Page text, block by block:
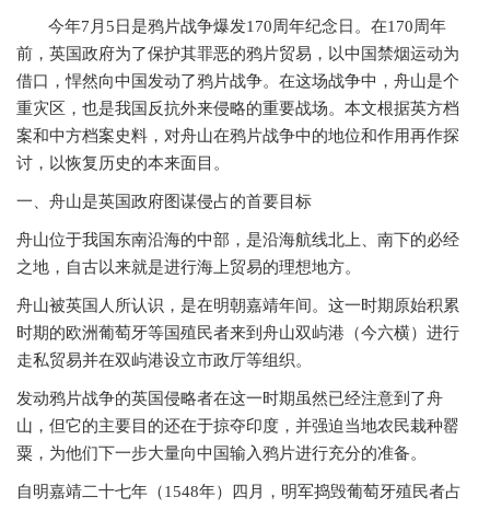
今年7月5日是鸦片战争爆发170周年纪念日。在170周年
前，英国政府为了保护其罪恶的鸦片贸易，以中国禁烟运动为
借口，悍然向中国发动了鸦片战争。在这场战争中，舟山是个
重灾区，也是我国反抗外来侵略的重要战场。本文根据英方档
案和中方档案史料，对舟山在鸦片战争中的地位和作用再作探
讨，以恢复历史的本来面目。
一、舟山是英国政府图谋侵占的首要目标
舟山位于我国东南沿海的中部，是沿海航线北上、南下的必经
之地，自古以来就是进行海上贸易的理想地方。
舟山被英国人所认识，是在明朝嘉靖年间。这一时期原始积累
时期的欧洲葡萄牙等国殖民者来到舟山双屿港（今六横）进行
走私贸易并在双屿港设立市政厅等组织。
发动鸦片战争的英国侵略者在这一时期虽然已经注意到了舟
山，但它的主要目的还在于掠夺印度，并强迫当地农民栽种罂
粟，为他们下一步大量向中国输入鸦片进行充分的准备。
自明嘉靖二十七年（1548年）四月，明军捣毁葡萄牙殖民者占